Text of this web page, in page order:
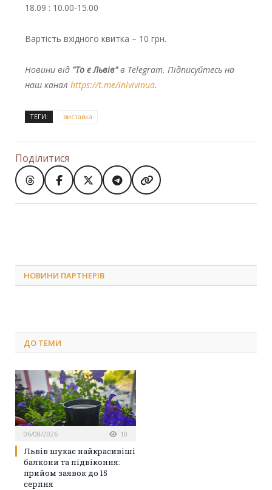
18.09 : 10.00-15.00
Вартість вхідного квитка – 10 грн.
Новини від "То є Львів"в Telegram. Підписуйтесь на
наш канал https://t.me/inlvivinua.
ТЕГИ: виставка
Поділитися
НОВИНИ ПАРТНЕРІВ
ДО ТЕМИ
06/08/2026 10
Львів шукає найкрасивіші
балкони та підвіконня:
прийом заявок до 15
серпня